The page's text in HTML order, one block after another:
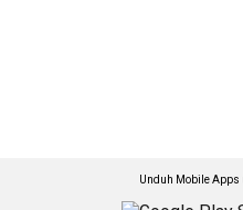
Unduh Mobile Apps